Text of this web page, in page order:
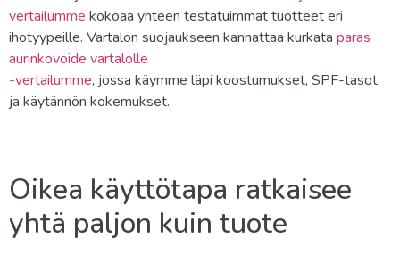
vertailumme kokoaa yhteen testatuimmat tuotteet eri
ihotyypeille. Vartalon suojaukseen kannattaa kurkata paras
aurinkovoide vartalolle
-vertailumme, jossa käymme läpi koostumukset, SPF-tasot
ja käytännön kokemukset.
Oikea käyttötapa ratkaisee
yhtä paljon kuin tuote